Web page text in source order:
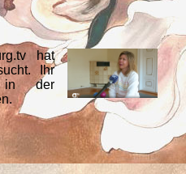
hat
Ihr
in der